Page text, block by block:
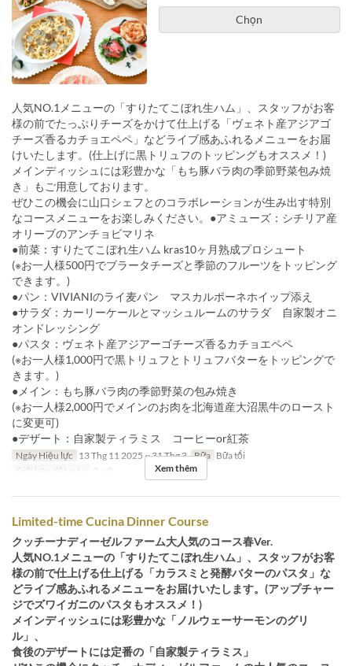
Chọn
人気NO.1メニューの「すりたてこぼれ生ハム」、スタッフがお客
様の前でたっぷりチーズをかけて仕上げる「ヴェネト産アジアゴ
チーズ香るカチョエペペ」などライブ感あふれるメニューをお届
けいたします。(仕上げに黒トリュフのトッピングもオススメ！)
メインディッシュには彩豊かな「もち豚バラ肉の季節野菜包み焼
き」もご用意しております。
ぜひこの機会に山口シェフとのコラボレーションが生み出す特別
なコースメニューをお楽しみください。●アミューズ：シチリア産
オリーブのアンチョビマリネ
●前菜：すりたてこぼれ生ハム kras10ヶ月熟成プロシュート
(※お一人様500円でブラータチーズと季節のフルーツをトッピング
できます。)
●パン：VIVIANIのライ麦パン マスカルポーネホイップ添え
●サラダ：カーリーケールとマッシュルームのサラダ 自家製オニ
オンドレッシング
●パスタ：ヴェネト産アジアーゴチーズ香るカチョエペペ
(※お一人様1,000円で黒トリュフとトリュフバターをトッピングで
きます。)
●メイン：もち豚バラ肉の季節野菜の包み焼き
(※お一人様2,000円でメインのお肉を北海道産大沼黒牛のロースト
に変更可)
●デザート：自家製ティラミス コーヒーor紅茶
Ngày Hiệu lực 13 Thg 11 2025 ~ 31 Thg 3 Bữa Bữa tối
Giới hạn dặt món
2 ~ 8 Xem thêm
Limited-time Cucina Dinner Course
クッチーナディーゼルファーム大人気のコース春Ver.
人気NO.1メニューの「すりたてこぼれ生ハム」、スタッフがお客
様の前で仕上げる仕上げる「カラスミと発酵バターのパスタ」な
どライブ感あふれるメニューをお届けいたします。(アップチャー
ジでズワイガニのパスタもオススメ！)
メインディッシュには彩豊かな「ノルウェーサーモンのグリ
ル」、
食後のデザートには定番の「自家製ティラミス」